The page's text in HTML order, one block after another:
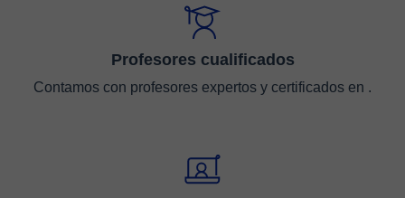
Profesores cualificados
Contamos con profesores expertos y certificados en .